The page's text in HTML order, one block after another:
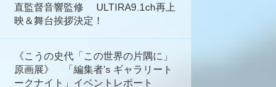
直監督音響監修 ULTIRA9.1ch再上
映＆舞台挨拶決定！
《こうの史代「この世界の片隅に」
原画展》 「編集者’s ギャラリート
ークナイト」イベントレポート